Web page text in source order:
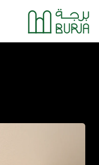
تخطي
إلى
المحتوى